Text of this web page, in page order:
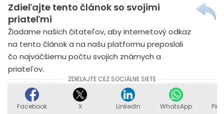
Zdieľajte tento článok so svojimi
priateľmi
Žiadame našich čitateľov, aby internetový odkaz
na tento článok a na našu platformu preposlali
čo najväčšiemu počtu svojich známych a
priateľov.
ZDIEĽAJTE CEZ SOCIÁLNE SIETE
Facebook X LinkedIn WhatsApp